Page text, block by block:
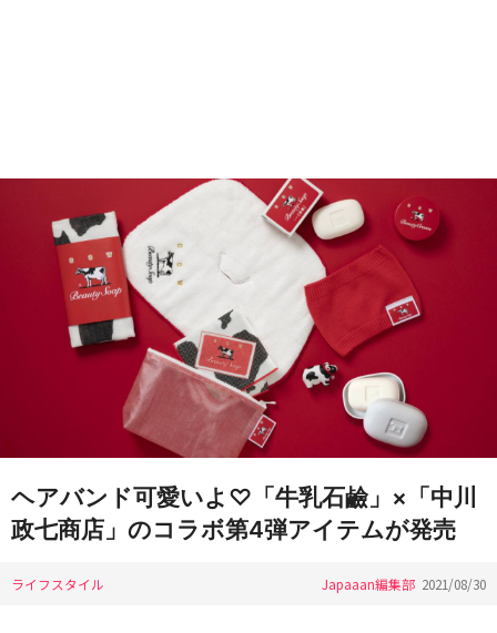
ヘアバンド可愛いよ♡「牛乳石鹼」×「中川
政七商店」のコラボ第4弾アイテムが発売
ライフスタイル Japaaan編集部 2021/08/30